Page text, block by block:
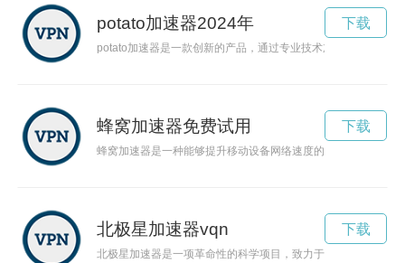
potato加速器2024年
potato加速器是一款创新的产品，通过专业技术加速器原理，
下载
蜂窝加速器免费试用
蜂窝加速器是一种能够提升移动设备网络速度的小工具。它通
下载
北极星加速器vqn
北极星加速器是一项革命性的科学项目，致力于加速粒子以研
下载